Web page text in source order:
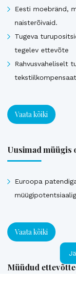
Eesti moebränd,
naisterõivaid.
Tugeva
tegelev ettevõte
Rahvusvaheliselt
Vaata kõiki
Uusimad müügis
Euroopa
Vaata kõiki
Müüdud